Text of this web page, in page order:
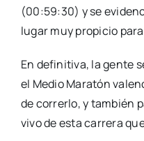
(00:59:30) y se
lugar muy pro­pi­cio
En defi­ni­ti­va, la gen­te
el Medio Mara­tón
de correr­lo, y tam­bién
vivo de esta carre­ra